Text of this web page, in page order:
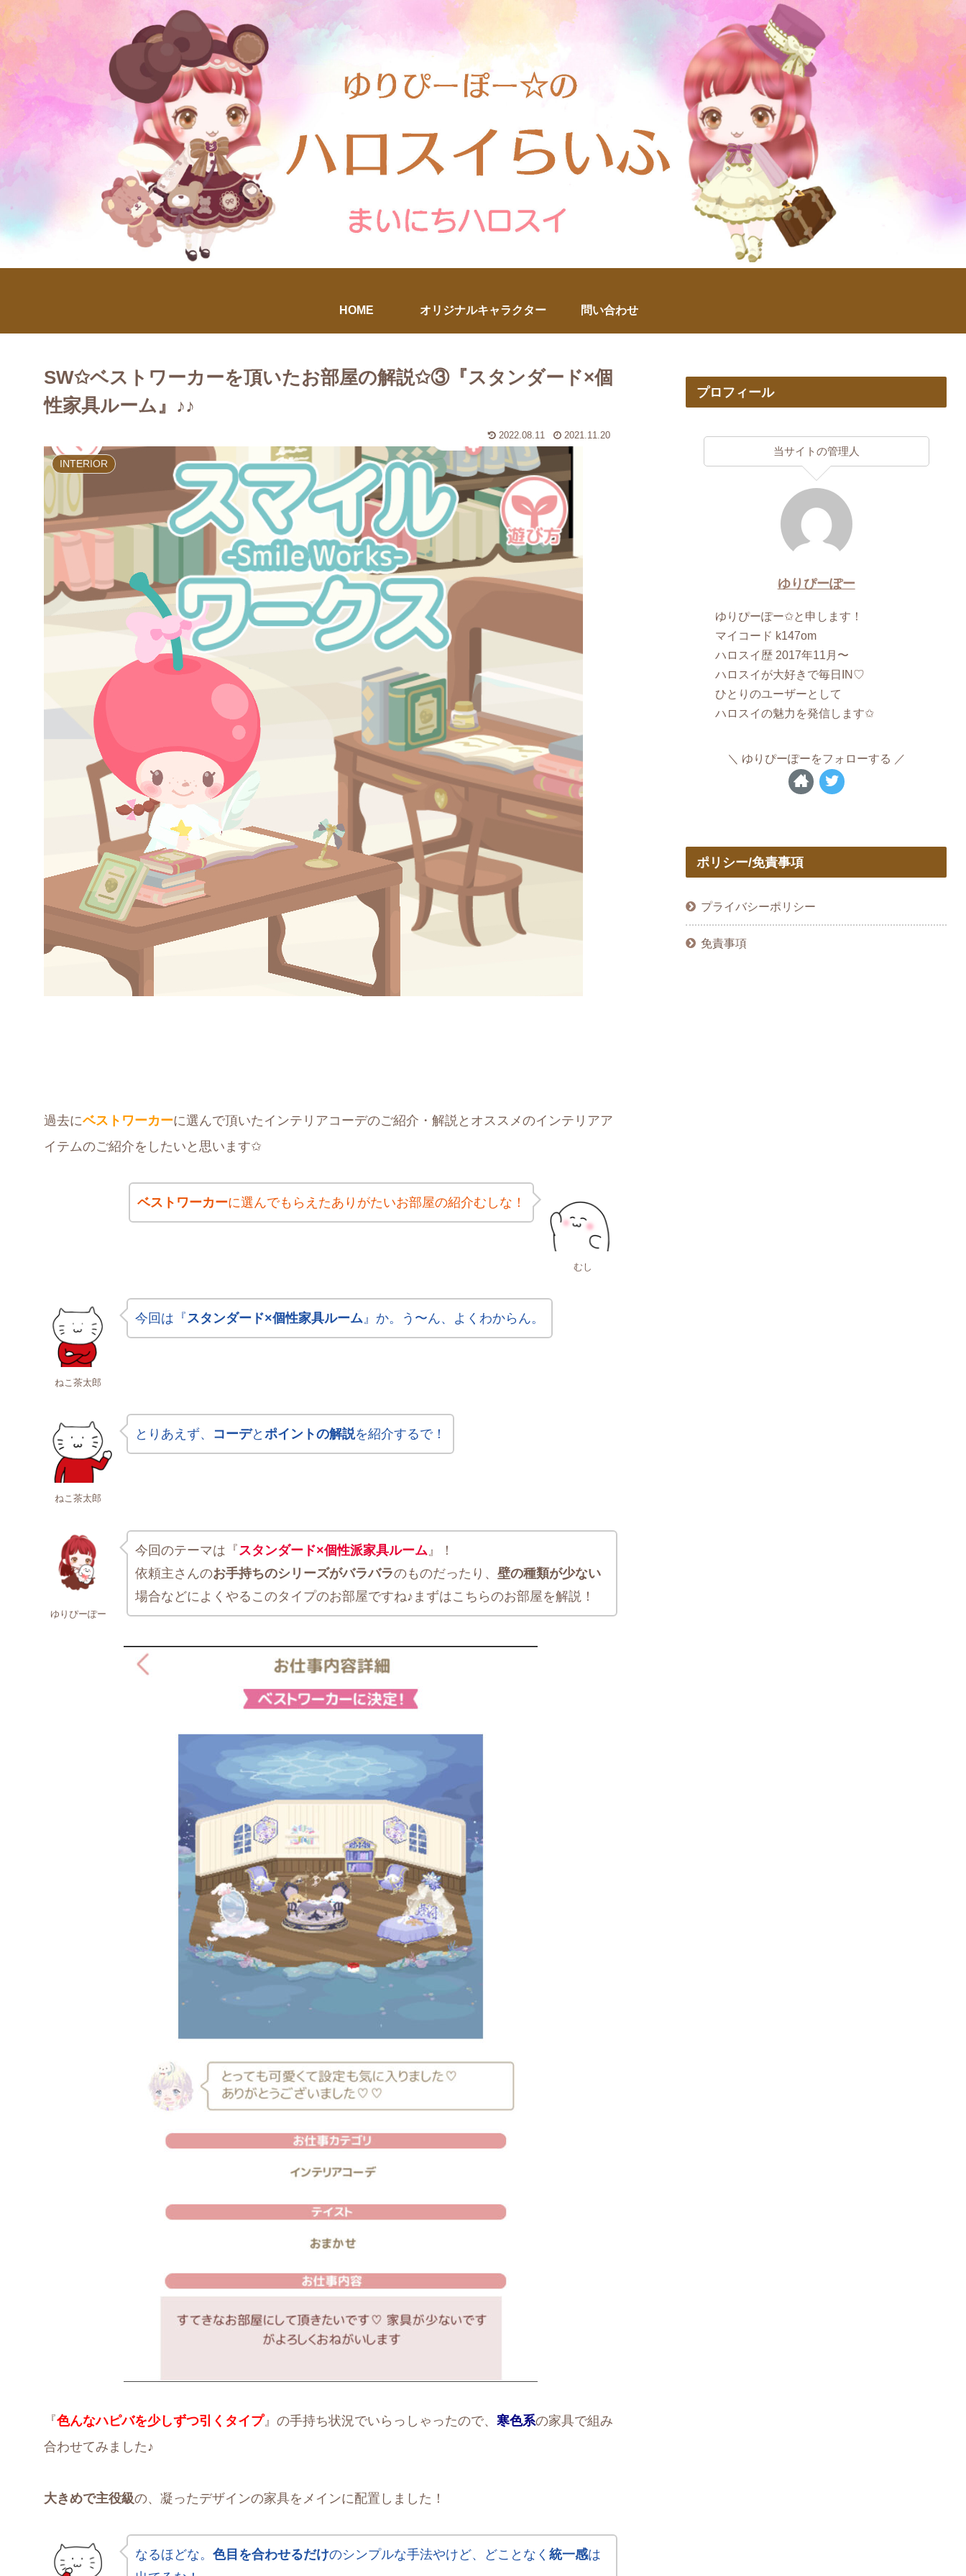
HOME オリジナルキャラクター 問い合わせ
SW✩ベストワーカーを頂いたお部屋の解説✩③『スタンダード×個
性家具ルーム』♪♪
2022.08.11 2021.11.20
INTERIOR
過去にベストワーカーに選んで頂いたインテリアコーデのご紹介・解説とオススメのインテリアア
イテムのご紹介をしたいと思います✩
むし
ベストワーカーに選んでもらえたありがたいお部屋の紹介むしな！
ねこ茶太郎
今回は『スタンダード×個性家具ルーム』か。う〜ん、よくわからん。
ねこ茶太郎
とりあえず、 コーデとポイントの解説を紹介するで！
ゆりぴーぽー
今回のテーマは『 スタンダード×個性派家具ルーム 』！
依頼主さんのお手持ちのシリーズがバラバラのものだったり、壁の種類が少ない
場合などによくやるこのタイプのお部屋ですね♪まずはこちらのお部屋を解説！
『色んなハピバを少しずつ引くタイプ』の手持ち状況でいらっしゃったので、 寒色系の家具で組み
合わせてみました♪
大きめで主役級の、凝ったデザインの家具をメインに配置しました！
なるほどな。色目を合わせるだけのシンプルな手法やけど、どことなく統一感は
プロフィール
当サイトの管理人
ゆりぴーぽー
ゆりぴーぽー✩と申します！
マイコード k147om
ハロスイ歴 2017年11月〜
ハロスイが大好きで毎日IN♡
ひとりのユーザーとして
ハロスイの魅力を発信します✩
ゆりぴーぽーをフォローする
ポリシー/免責事項
プライバシーポリシー
免責事項